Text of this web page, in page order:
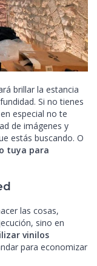
brillar la estancia
Si no tienes
especial no te
de imágenes y
estás buscando. O
tuya para
las cosas,
sino en
vinilos
para economizar